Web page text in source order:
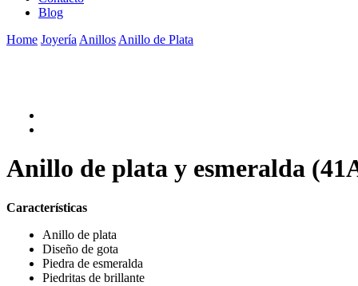
Blog
Home Joyería Anillos Anillo de Plata
Anillo de plata y esmeralda
Características
Anillo de plata
Diseño de gota
Piedra de esmeralda
Piedritas de brillante